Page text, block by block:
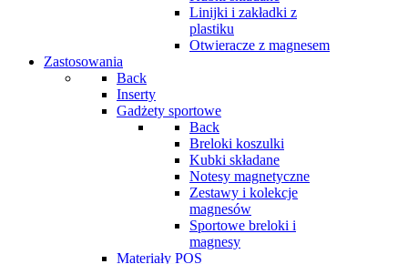
Linijki i zakładki z
plastiku
Otwieracze z magnesem
Zastosowania
Back
Inserty
Gadżety sportowe
Back
Breloki koszulki
Kubki składane
Notesy magnetyczne
Zestawy i kolekcje
magnesów
Sportowe breloki i
magnesy
Materiały POS